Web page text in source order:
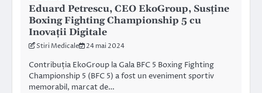
Eduard Petrescu, CEO EkoGroup, Susține
Boxing Fighting Championship 5 cu
Inovații Digitale
Stiri Medicale 24 mai 2024
Contribuția EkoGroup la Gala BFC 5 Boxing Fighting
Championship 5 (BFC 5) a fost un eveniment sportiv
memorabil, marcat de…